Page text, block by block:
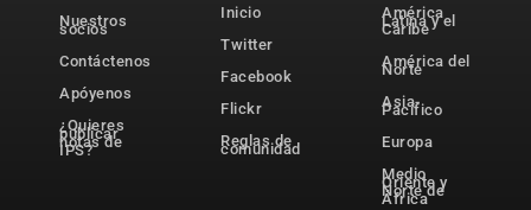
Nuestros
socios
Contáctenos
Apóyenos
¿Quieres
publicar
notas de
IPS?
Inicio
Twitter
Facebook
Flickr
Reglas de
comunidad
América
Latina y el
Caribe
América del
Norte
Asia-
Pacífico
Europa
Medio
Oriente y
Norte de
África